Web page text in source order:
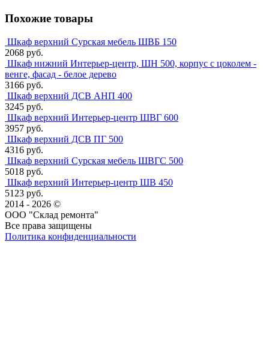
Похожие товары
Шкаф верхний Сурская мебель ШВБ 150
2068 руб.
Шкаф нижний Интерьер-центр, ШН 500, корпус с цоколем -
венге, фасад - белое дерево
3166 руб.
Шкаф верхний ДСВ АНП 400
3245 руб.
Шкаф верхний Интерьер-центр ШВГ 600
3957 руб.
Шкаф верхний ДСВ ПГ 500
4316 руб.
Шкаф верхний Сурская мебель ШВГС 500
5018 руб.
Шкаф верхний Интерьер-центр ШВ 450
5123 руб.
2014 - 2026 ©
ООО "Склад ремонта"
Все права защищены
Политика конфиденциальности